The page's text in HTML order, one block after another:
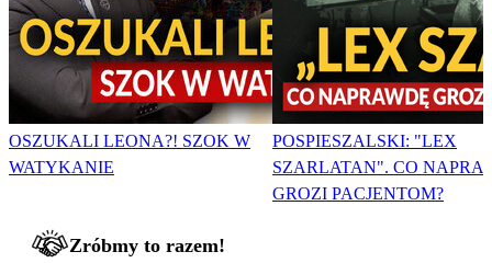
OSZUKALI LEONA?! SZOK W
WATYKANIE
POSPIESZALSKI: "LEX
SZARLATAN". CO
GROZI PACJENTOM?
Zróbmy to razem!